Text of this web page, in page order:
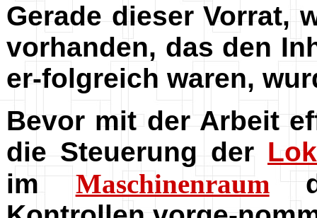
Gerade dieser Vorrat,
vorhanden, das den
er-folgreich waren,
Bevor mit der Arbeit
die Steuerung der
im Maschinenraum